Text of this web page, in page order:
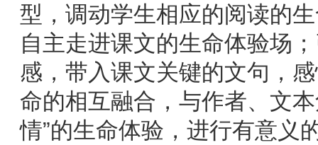
型，调动学生相应的阅读的
自主走进课文的生命体验场
感，带入课文关键的文句，
命的相互融合，与作者、文
情”的生命体验，进行有意义